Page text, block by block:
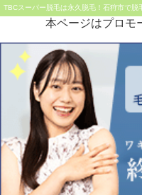
TBCスーパー脱毛は永久脱毛！石狩市で脱
本ページはプロモ